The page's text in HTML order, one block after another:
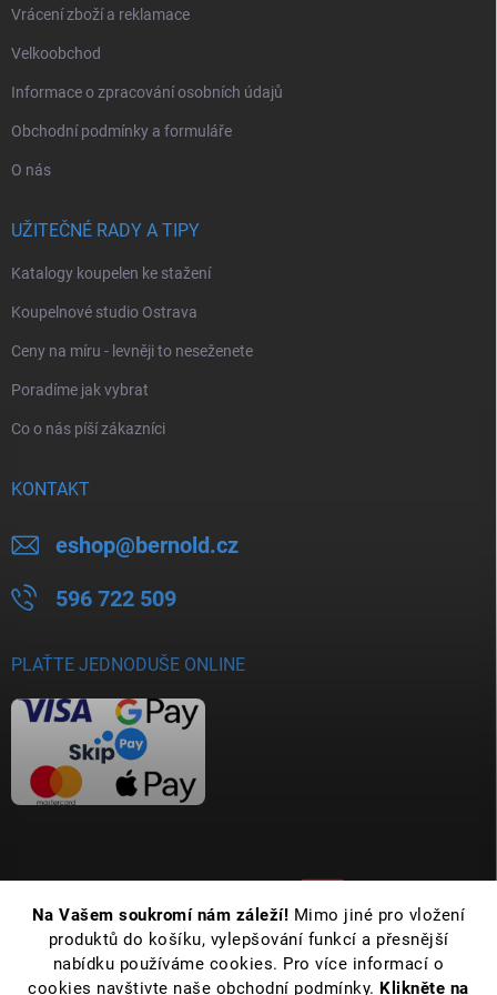
Na Vašem soukromí nám záleží! Mimo jiné pro vložení
produktů do košíku, vylepšování funkcí a přesnější
nabídku používáme cookies. Pro více informací o
cookies navštivte naše obchodní podmínky. Klikněte na
Vrácení zboží a reklamace
Velkoobchod
Informace o zpracování osobních údajů
Obchodní podmínky a formuláře
O nás
UŽITEČNÉ RADY A TIPY
Katalogy koupelen ke stažení
Koupelnové studio Ostrava
Ceny na míru - levněji to neseženete
Poradíme jak vybrat
Co o nás píší zákazníci
KONTAKT
eshop@bernold.cz
596 722 509
PLAŤTE JEDNODUŠE ONLINE